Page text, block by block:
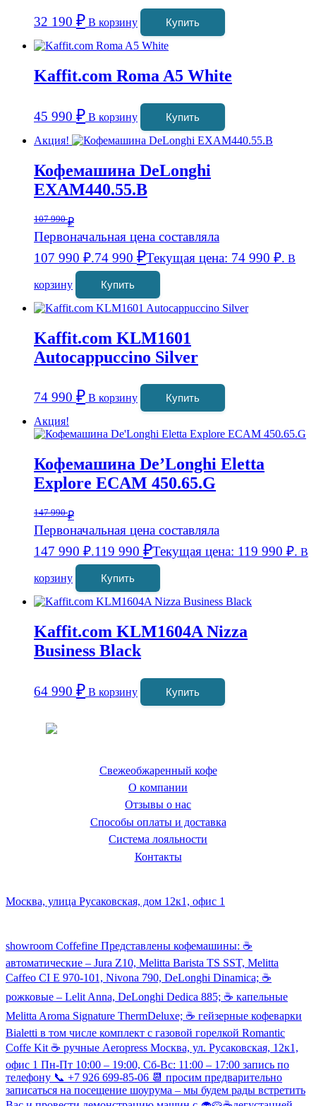
32 190 ₽ В корзину Купить
Kaffit.com Roma A5 White
45 990 ₽ В корзину
Купить
Акция!
Кофемашина DeLonghi
EXAM440.55.B
107 990₽
Первоначальная цена составляла
107 990 ₽.74 990 ₽Текущая цена: 74 990 ₽. В
корзину Купить
Kaffit.com KLM1601
Autocappuccino Silver
74 990 ₽ В корзину
Купить
Акция!
Кофемашина De’Longhi Eletta
Explore ECAM 450.65.G
147 990₽
Первоначальная цена составляла
147 990 ₽.119 990 ₽Текущая цена: 119 990 ₽. В
корзину Купить
Kaffit.com KLM1604A Nizza
Business Black
64 990 ₽ В корзину Купить
Свежеобжаренный кофе
О компании
Отзывы о нас
Способы оплаты и доставка
Система лояльности
Контакты
Москва, улица Русаковская, дом 12к1, офис 1
showroom Coffefine Представлены кофемашины: ☕️
автоматические – Jura Z10, Melitta Barista TS SST, Melitta
Caffeo CI Е 970-101, Nivona 790, DeLonghi Dinamica; ☕️
рожковые – Lelit Anna, DeLonghi Dedica 885; ☕️ капельные
Melitta Aroma Signature ThermDeluxe; ☕️ гейзерные кофеварки
Bialetti в том числе комплект с газовой горелкой Romantic
Coffe Kit ☕️ ручные Aeropress Москва, ул. Русаковская, 12к1,
офис 1 Пн-Пт 10:00 – 19:00, Сб-Вс: 11:00 – 17:00 запись по
телефону 📞 +7 926 699-85-06 📆 просим предварительно
записаться на посещение шоурума – мы будем рады встретить